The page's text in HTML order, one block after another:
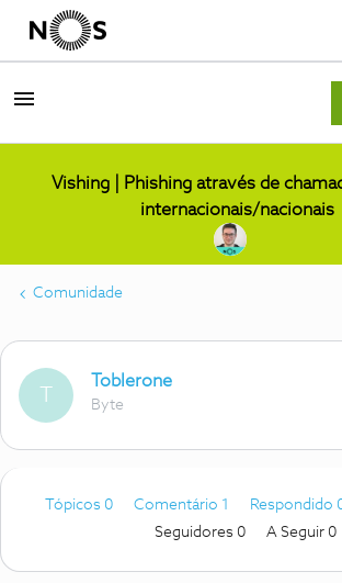
Vishing | Phishing através de
internacionais/nacionais
Comunidade
Toblerone
Byte
Tópicos 0 Comentário 1 Respondido
Seguidores 0 A Seguir 0